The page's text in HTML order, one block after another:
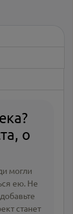
о
могли
ею. Не
добавьте
станет